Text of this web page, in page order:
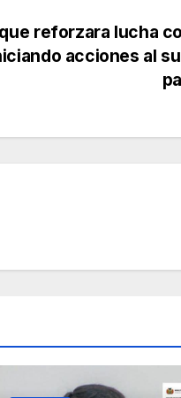
reforzara lucha
acciones al